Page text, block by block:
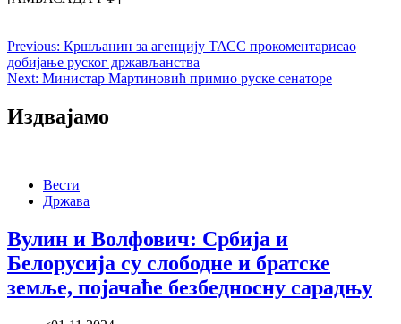
Previous: Кршљанин за агенцију ТАСС прокоментарисао
добијање руског држављанства
Next: Министар Мартиновић примио руске сенаторе
Издвајамо
Вести
Држава
Вулин и Волфович: Србија и
Белорусија су слободне и братске
земље, појачаће безбедносну сарадњу